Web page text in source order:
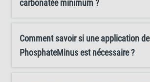
votre aquarium.
carbonatée minimum ?
Comment savoir si une application
PhosphateMinus est nécessaire ?